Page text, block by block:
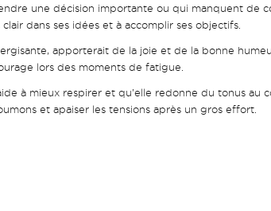
une décision importante ou qui manquent de
dans ses idées et à accomplir ses objectifs.
apporterait de la joie et de la bonne
lors des moments de fatigue.
à mieux respirer et qu’elle redonne du tonus au
et apaiser les tensions après un gros effort.